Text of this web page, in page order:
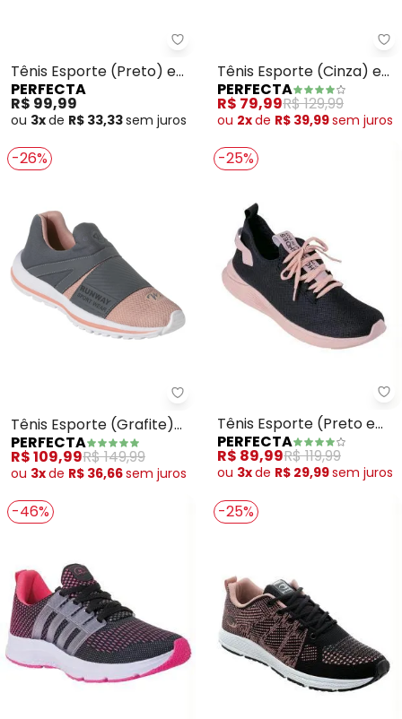
Perfecta - Tênis Esporte
Tênis Esporte (Preto) em
Tecido
PERFECTA
R$ 99,99
ou 3xde R$ 33,33sem juros
Tênis Esporte (Cinza) em
Tecido
PERFECTA
R$ 79,99R$ 129,99
ou 2xde R$ 39,99sem juros
-26%
Perfecta - Tênis Esporte
Tênis Esporte (Grafite)
em Tecido e Sintético
PERFECTA
R$ 109,99R$ 149,99
ou 3xde R$ 36,66sem juros
-25%
Tênis Esporte (Preto e
Rosê) em Tecido Mesh
PERFECTA
R$ 89,99R$ 119,99
ou 3xde R$ 29,99sem juros
-46% -25%